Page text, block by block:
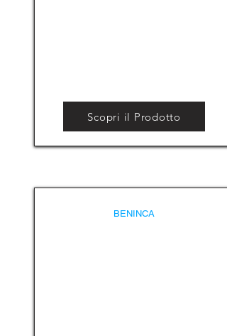
Scopri il Prodotto
BENINCA